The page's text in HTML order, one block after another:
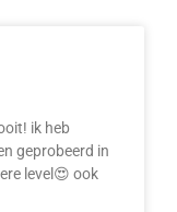
ik heb
geprobeerd in
level😍 ook